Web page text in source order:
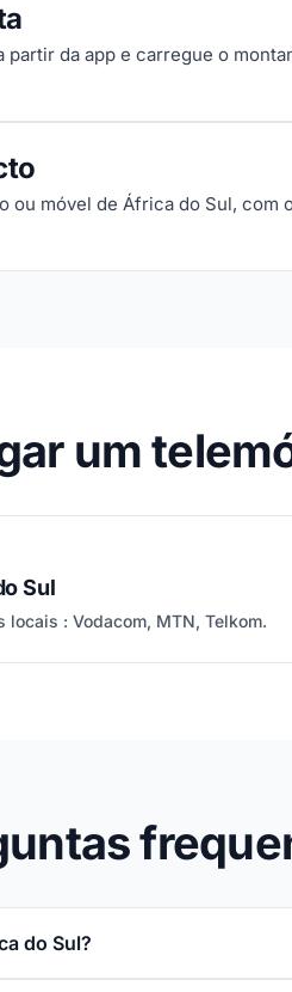
partir da app e carregue o
ou móvel de África do Sul, com
um
Sul
locais : Vodacom, MTN, Telkom.
do Sul?